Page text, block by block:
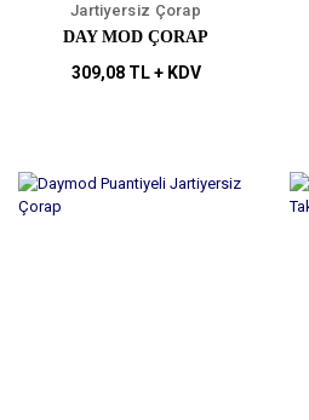
Jartiyersiz Çorap
DAY MOD ÇORAP
309,08 TL + KDV